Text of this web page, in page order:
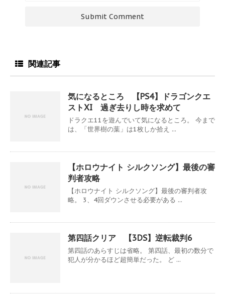
関連記事
気になるところ 【PS4】ドラゴンクエ
ストXI 過ぎ去りし時を求めて
ドラクエ11を遊んでいて気になるところ。 今まで
は、「世界樹の葉」は1枚しか拾え ...
【ホロウナイト シルクソング】最後の審
判者攻略
【ホロウナイト シルクソング】最後の審判者攻
略。 3、4回ダウンさせる必要がある ...
第四話クリア 【3DS】逆転裁判6
第四話のあらすじは省略。 第四話、最初の数分で
犯人が分かるほど超簡単だった。 ど ...